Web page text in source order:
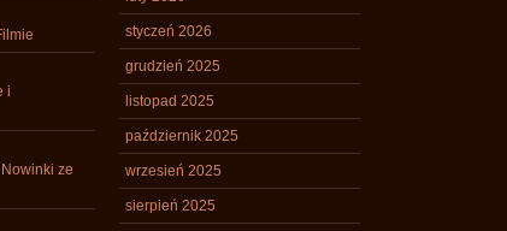
i
ze
styczeń 2026
grudzień 2025
listopad 2025
październik 2025
wrzesień 2025
sierpień 2025